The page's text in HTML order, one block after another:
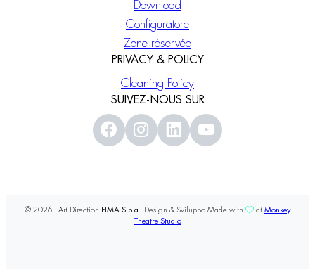
Download
Configuratore
Zone réservée
PRIVACY & POLICY
Cleaning Policy
SUIVEZ-NOUS SUR
© 2026 - Art Direction FIMA S.p.a - Design & Sviluppo Made with at Monkey
Theatre Studio